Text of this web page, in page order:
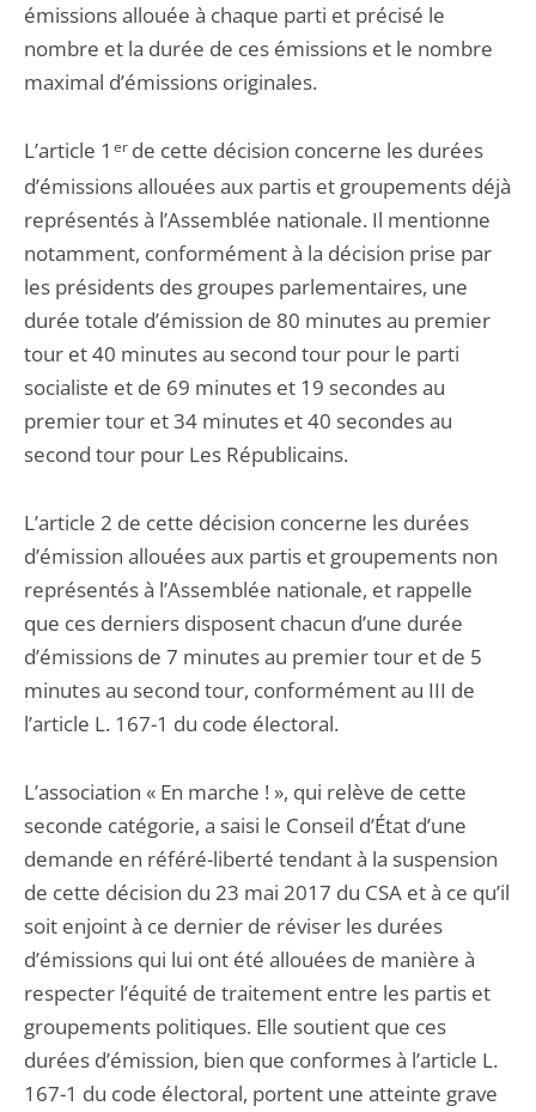
émissions allouée à chaque parti et précisé le
nombre et la durée de ces émissions et le nombre
maximal d’émissions originales.
L’article 1 erde cette décision concerne les durées
d’émissions allouées aux partis et groupements déjà
représentés à l’Assemblée nationale. Il mentionne
notamment, conformément à la décision prise par
les présidents des groupes parlementaires, une
durée totale d’émission de 80 minutes au premier
tour et 40 minutes au second tour pour le parti
socialiste et de 69 minutes et 19 secondes au
premier tour et 34 minutes et 40 secondes au
second tour pour Les Républicains.
L’article 2 de cette décision concerne les durées
d’émission allouées aux partis et groupements non
représentés à l’Assemblée nationale, et rappelle
que ces derniers disposent chacun d’une durée
d’émissions de 7 minutes au premier tour et de 5
minutes au second tour, conformément au III de
l’article L. 167-1 du code électoral.
L’association « En marche ! », qui relève de cette
seconde catégorie, a saisi le Conseil d’État d’une
demande en référé-liberté tendant à la suspension
de cette décision du 23 mai 2017 du CSA et à ce qu’il
soit enjoint à ce dernier de réviser les durées
d’émissions qui lui ont été allouées de manière à
respecter l’équité de traitement entre les partis et
groupements politiques. Elle soutient que ces
durées d’émission, bien que conformes à l’article L.
167-1 du code électoral, portent une atteinte grave